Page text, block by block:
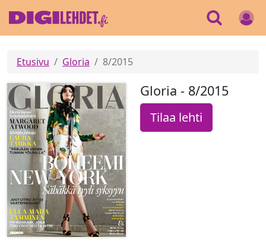
Etusivu Gloria 8/2015
Gloria - 8/2015
Tilaa lehti